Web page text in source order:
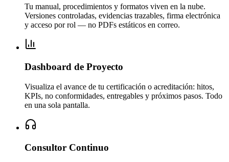
Tu manual, procedimientos y formatos viven en la nube.
Versiones controladas, evidencias trazables, firma electrónica
y acceso por rol — no PDFs estáticos en correo.
Dashboard de Proyecto
Visualiza el avance de tu certificación o acreditación: hitos,
KPIs, no conformidades, entregables y próximos pasos. Todo
en una sola pantalla.
Consultor Continuo